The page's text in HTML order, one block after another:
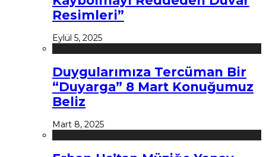
Resimleri”
Eylül 5, 2025
Duygularımıza Tercüman Bir
“Duyarga” 8 Mart Konuğumuz
Beliz
Mart 8, 2025